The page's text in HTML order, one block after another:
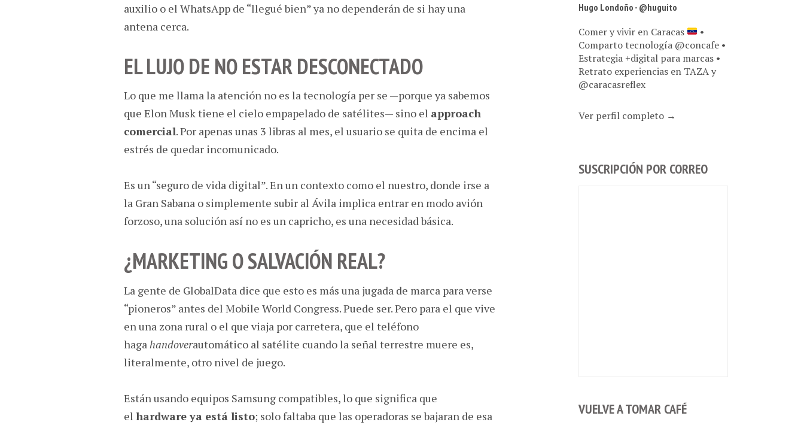
auxilio o el WhatsApp de “llegué bien” ya no dependerán de si hay una
antena cerca.
EL LUJO DE NO ESTAR DESCONECTADO
Lo que me llama la atención no es la tecnología per se —porque ya sabemos
que Elon Musk tiene el cielo empapelado de satélites— sino el approach
comercial. Por apenas unas 3 libras al mes, el usuario se quita de encima el
estrés de quedar incomunicado.
Es un “seguro de vida digital”. En un contexto como el nuestro, donde irse a
la Gran Sabana o simplemente subir al Ávila implica entrar en modo avión
forzoso, una solución así no es un capricho, es una necesidad básica.
¿MARKETING O SALVACIÓN REAL?
La gente de GlobalData dice que esto es más una jugada de marca para verse
“pioneros” antes del Mobile World Congress. Puede ser. Pero para el que vive
en una zona rural o el que viaja por carretera, que el teléfono
hagahandoverautomático al satélite cuando la señal terrestre muere es,
literalmente, otro nivel de juego.
Están usando equipos Samsung compatibles, lo que significa que
el hardware ya está listo; solo faltaba que las operadoras se bajaran de esa
Hugo Londoño - @huguito
Comer y vivir en Caracas
•
Comparto tecnología @concafe •
Estrategia +digital para marcas •
Retrato experiencias en TAZA y
@caracasreflex
Ver perfil completo →
SUSCRIPCIÓN POR CORREO
VUELVE A TOMAR CAFÉ